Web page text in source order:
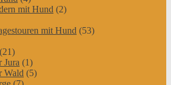
mit Hund (2)
mit Hund (53)
(21)
Jura (1)
Wald (5)